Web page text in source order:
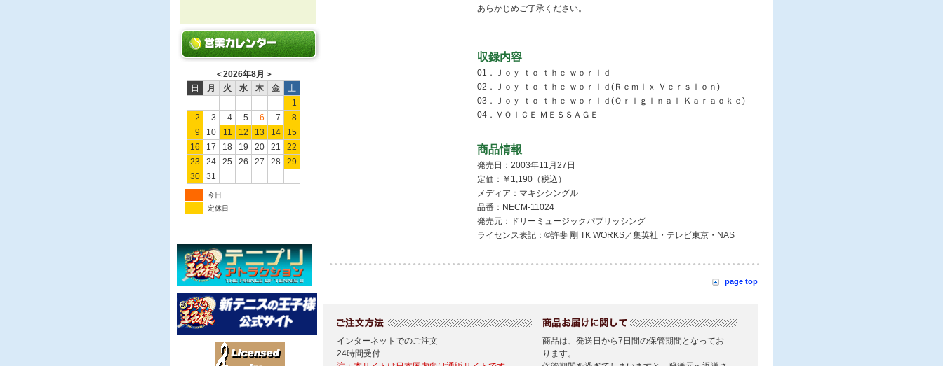
＜2026年8月 ＞
日
月 火 水 木 金
土
1
2
3 4 5 6 7
8
9
10 11 12 13 14
15
16
17 18 19 20 21
22
23
24 25 26 27 28
29
30
31
今日
定休日
あらかじめご了承ください。
収録内容
01．Ｊｏｙ ｔｏ ｔｈｅ ｗｏｒｌｄ
02．Ｊｏｙ ｔｏ ｔｈｅ ｗｏｒｌｄ(Ｒｅｍｉｘ Ｖｅｒｓｉｏｎ)
03．Ｊｏｙ ｔｏ ｔｈｅ ｗｏｒｌｄ(Ｏｒｉｇｉｎａｌ Ｋａｒａｏｋｅ)
04．ＶＯＩＣＥ ＭＥＳＳＡＧＥ
商品情報
発売日：2003年11月27日
定価：￥1,190（税込）
メディア：マキシシングル
品番：NECM-11024
発売元：ドリーミュージックパブリッシング
ライセンス表記：©許斐 剛 TK WORKS／集英社・テレビ東京・NAS
page top